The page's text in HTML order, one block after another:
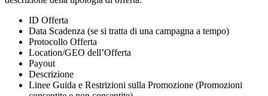
ID Offerta
Data Scadenza (se si tratta di una campagna a tempo)
Protocollo Offerta
Location/GEO dell’Offerta
Payout
Descrizione
Linee Guida e Restrizioni sulla Promozione (Promozioni